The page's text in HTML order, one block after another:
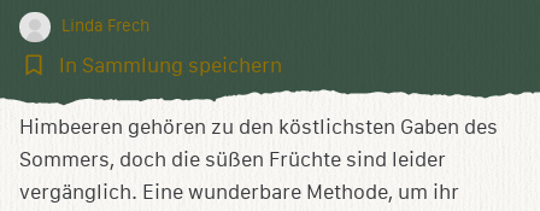
Linda Frech
In
speichern
In Sammlung speichern
Himbeeren gehören zu den köstlichsten Gaben des
Sommers, doch die süßen Früchte sind leider
vergänglich. Eine wunderbare Methode, um ihr